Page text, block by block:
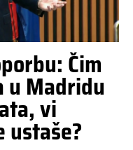
Čim
u Madridu
vi
ustaše?